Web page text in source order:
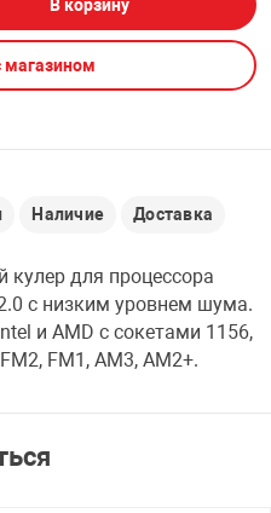
PCI АДАПТЕРЫ
USB
CARD RIDER
НАБОР ДЛЯ
CD-DVD ДИСКИ
В корзину
магазином
Наличие Доставка
для процессора
с низким уровнем шума.
и AMD с сокетами 1156,
FM1, AM3, AM2+.